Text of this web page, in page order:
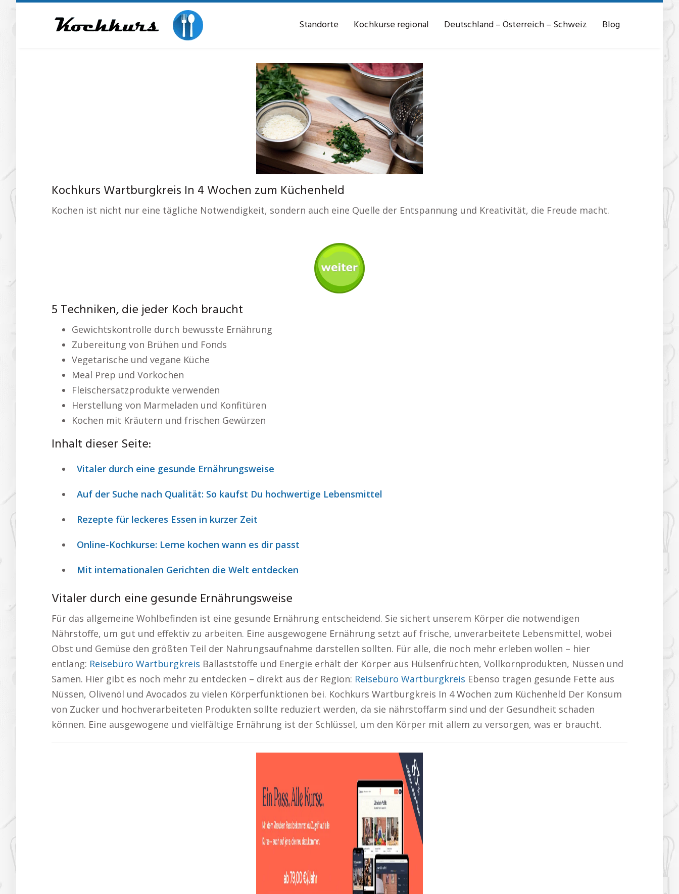
Skip
Standorte Kochkurse regional Deutschland – Österreich – Schweiz Blog
Kochkurs Wartburgkreis In 4 Wochen zum Küchenheld
Kochen ist nicht nur eine tägliche Notwendigkeit, sondern auch eine Quelle der Entspannung und Kreativität, die Freude macht.
5 Techniken, die jeder Koch braucht
Gewichtskontrolle durch bewusste Ernährung
Zubereitung von Brühen und Fonds
Vegetarische und vegane Küche
Meal Prep und Vorkochen
Fleischersatzprodukte verwenden
Herstellung von Marmeladen und Konfitüren
Kochen mit Kräutern und frischen Gewürzen
Inhalt dieser Seite:
Vitaler durch eine gesunde Ernährungsweise
Auf der Suche nach Qualität: So kaufst Du hochwertige Lebensmittel
Rezepte für leckeres Essen in kurzer Zeit
Online-Kochkurse: Lerne kochen wann es dir passt
Mit internationalen Gerichten die Welt entdecken
Vitaler durch eine gesunde Ernährungsweise
Für das allgemeine Wohlbefinden ist eine gesunde Ernährung entscheidend. Sie sichert unserem Körper die notwendigen
Nährstoffe, um gut und effektiv zu arbeiten. Eine ausgewogene Ernährung setzt auf frische, unverarbeitete Lebensmittel, wobei
Obst und Gemüse den größten Teil der Nahrungsaufnahme darstellen sollten. Für alle, die noch mehr erleben wollen – hier
entlang: Reisebüro Wartburgkreis Ballaststoffe und Energie erhält der Körper aus Hülsenfrüchten, Vollkornprodukten, Nüssen und
Samen. Hier gibt es noch mehr zu entdecken – direkt aus der Region: Reisebüro Wartburgkreis Ebenso tragen gesunde Fette aus
Nüssen, Olivenöl und Avocados zu vielen Körperfunktionen bei. Kochkurs Wartburgkreis In 4 Wochen zum Küchenheld Der Konsum
von Zucker und hochverarbeiteten Produkten sollte reduziert werden, da sie nährstoffarm sind und der Gesundheit schaden
können. Eine ausgewogene und vielfältige Ernährung ist der Schlüssel, um den Körper mit allem zu versorgen, was er braucht.